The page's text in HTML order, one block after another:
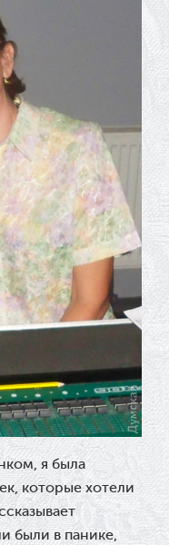
я была
которые хотели
были в панике,